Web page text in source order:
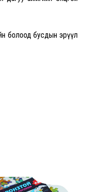
болоод бусдын эрүүл